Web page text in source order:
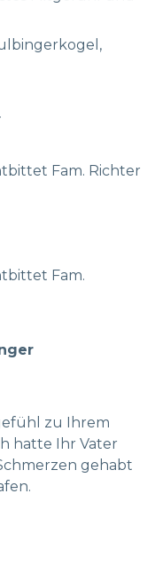
Fam. Richter
Fam.
zu Ihrem
hatte Ihr Vater
gehabt